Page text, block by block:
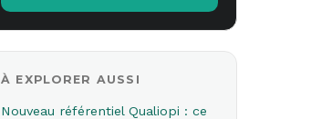
À EXPLORER AUSSI
Nouveau référentiel Qualiopi : ce